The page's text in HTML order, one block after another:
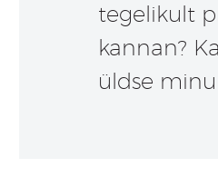
tegelikult
kannan?
üldse